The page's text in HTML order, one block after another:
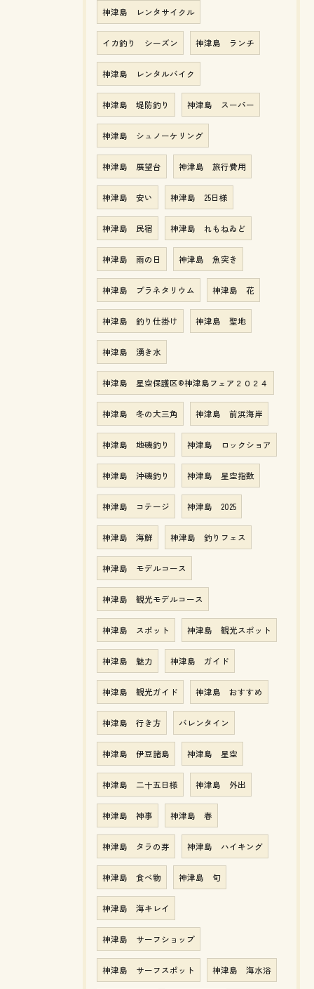
神津島 レンタサイクル
イカ釣り シーズン 神津島 ランチ
神津島 レンタルバイク
神津島 堤防釣り 神津島 スーパー
神津島 シュノーケリング
神津島 展望台 神津島 旅行費用
神津島 安い 神津島 25日様
神津島 民宿 神津島 れもねゐど
神津島 雨の日 神津島 魚突き
神津島 プラネタリウム 神津島 花
神津島 釣り仕掛け 神津島 聖地
神津島 湧き水
神津島 星空保護区®神津島フェア２０２４
神津島 冬の大三角 神津島 前浜海岸
神津島 地磯釣り 神津島 ロックショア
神津島 沖磯釣り 神津島 星空指数
神津島 コテージ 神津島 2025
神津島 海鮮 神津島 釣りフェス
神津島 モデルコース
神津島 観光モデルコース
神津島 スポット 神津島 観光スポット
神津島 魅力 神津島 ガイド
神津島 観光ガイド 神津島 おすすめ
神津島 行き方 バレンタイン
神津島 伊豆諸島 神津島 星空
神津島 二十五日様 神津島 外出
神津島 神事 神津島 春
神津島 タラの芽 神津島 ハイキング
神津島 食べ物 神津島 旬
神津島 海キレイ
神津島 サーフショップ
神津島 サーフスポット 神津島 海水浴